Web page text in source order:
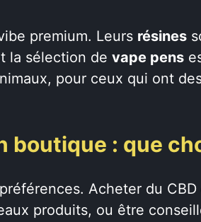
premium. Leurs résines
la sélection de vape pens
pour ceux qui ont
boutique : que
Acheter du CBD
produits, ou être